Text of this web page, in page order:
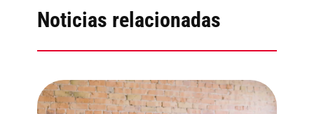
Noticias relacionadas